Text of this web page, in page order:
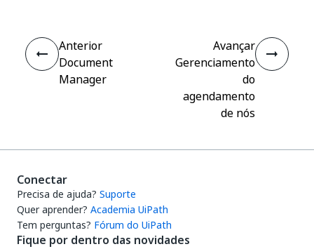
Anterior
Document
Manager
Avançar
Gerenciamento
do
agendamento
de nós
Conectar
Precisa de ajuda? Suporte
Quer aprender? Academia UiPath
Tem perguntas? Fórum do UiPath
Fique por dentro das novidades